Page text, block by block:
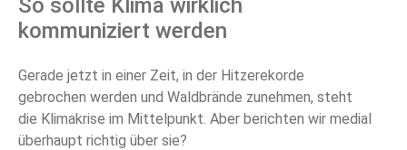
kommuniziert werden
Gerade jetzt in einer Zeit, in der Hitzerekorde
gebrochen werden und Waldbrände zunehmen, steht
die Klimakrise im Mittelpunkt. Aber berichten wir medial
überhaupt richtig über sie?